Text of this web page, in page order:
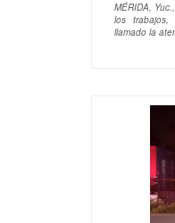
MÉRIDA,
los trabajos,
llamado la